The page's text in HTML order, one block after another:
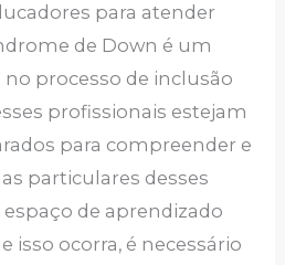
para atender
de Down é um
processo de inclusão
profissionais estejam
para compreender e
particulares desses
de aprendizado
isso ocorra, é necessário